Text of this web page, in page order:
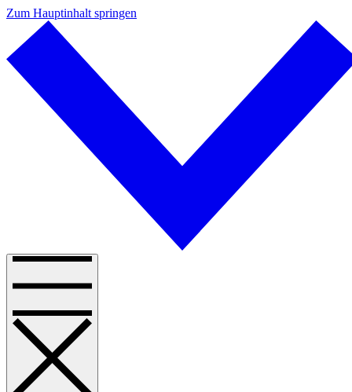
Zum Hauptinhalt springen